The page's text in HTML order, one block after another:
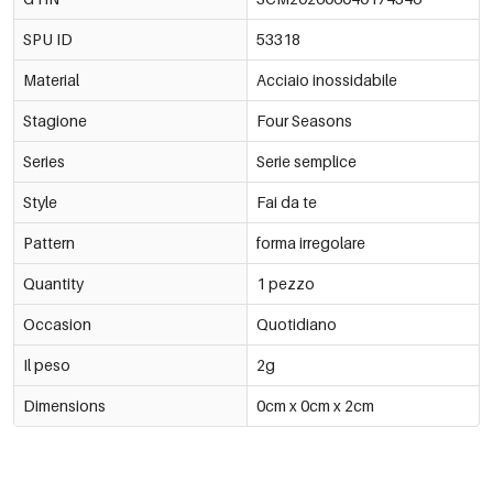
SPU ID 53318
Material Acciaio inossidabile
Stagione Four Seasons
Series Serie semplice
Style Fai da te
Pattern forma irregolare
Quantity 1 pezzo
Occasion Quotidiano
Il peso 2g
Dimensions 0cm x 0cm x 2cm